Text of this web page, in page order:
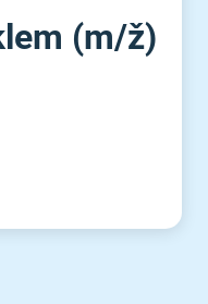
(m⁠/⁠ž)